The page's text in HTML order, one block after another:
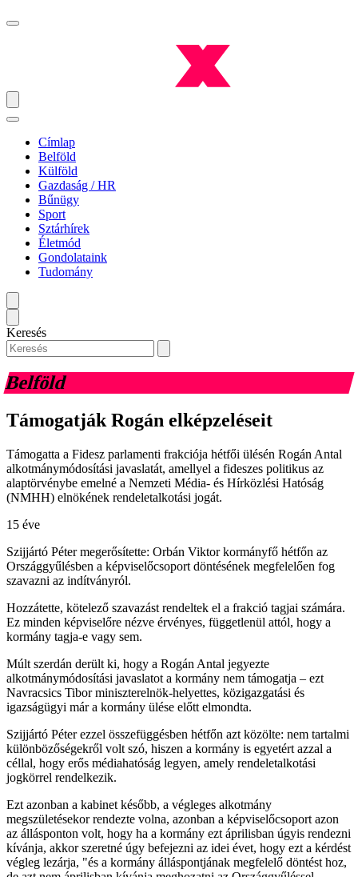
Címlap
Belföld
Külföld
Gazdaság / HR
Bűnügy
Sport
Sztárhírek
Életmód
Gondolataink
Tudomány
Keresés
Belföld
Támogatják Rogán elképzeléseit
Támogatta a Fidesz parlamenti frakciója hétfői ülésén Rogán Antal
alkotmánymódosítási javaslatát, amellyel a fideszes politikus az
alaptörvénybe emelné a Nemzeti Média- és Hírközlési Hatóság
(NMHH) elnökének rendeletalkotási jogát.
15 éve
Szijjártó Péter megerősítette: Orbán Viktor kormányfő hétfőn az
Országgyűlésben a képviselőcsoport döntésének megfelelően fog
szavazni az indítványról.
Hozzátette, kötelező szavazást rendeltek el a frakció tagjai számára.
Ez minden képviselőre nézve érvényes, függetlenül attól, hogy a
kormány tagja-e vagy sem.
Múlt szerdán derült ki, hogy a Rogán Antal jegyezte
alkotmánymódosítási javaslatot a kormány nem támogatja – ezt
Navracsics Tibor miniszterelnök-helyettes, közigazgatási és
igazságügyi már a kormány ülése előtt elmondta.
Szijjártó Péter ezzel összefüggésben hétfőn azt közölte: nem tartalmi
különbözőségekről volt szó, hiszen a kormány is egyetért azzal a
céllal, hogy erős médiahatóság legyen, amely rendeletalkotási
jogkörrel rendelkezik.
Ezt azonban a kabinet később, a végleges alkotmány
megszületésekor rendezte volna, azonban a képviselőcsoport azon
az állásponton volt, hogy ha a kormány ezt áprilisban úgyis rendezni
kívánja, akkor szeretné úgy befejezni az idei évet, hogy ezt a kérdést
végleg lezárja, "és a kormány álláspontjának megfelelő döntést hoz,